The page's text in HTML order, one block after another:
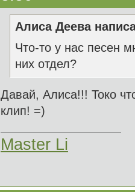
Алиса Деева
Что-то у нас песен
них отдел?
Давай, Алиса!!! Токо
клип! =)
Master Li